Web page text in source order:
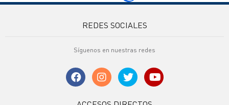
REDES SOCIALES
Síguenos en nuestras redes